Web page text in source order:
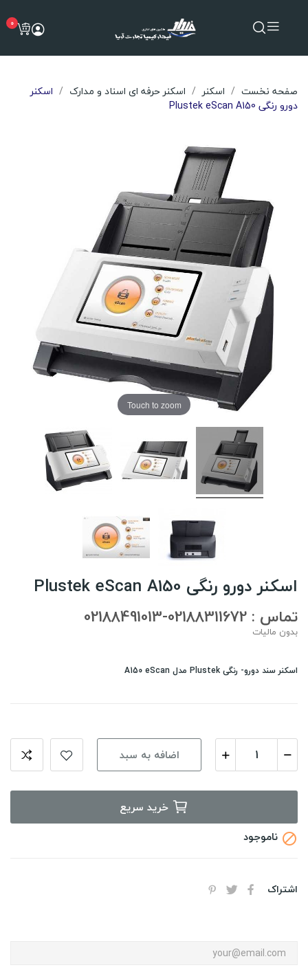
0
صفحه نخست اسکنر اسکنر حرفه ای اسناد و مدارک
اسکنر
دورو رنگی Plustek eScan A150
Touch to zoom
اسکنر دورو رنگی Plustek eScan A150
تماس : 02188311672-02188491013
بدون مالیات
اسکنر سند دورو- رنگی Plustek مدل A150 eScan
اضافه به سبد
خرید سریع
 ناموجود
اشتراک